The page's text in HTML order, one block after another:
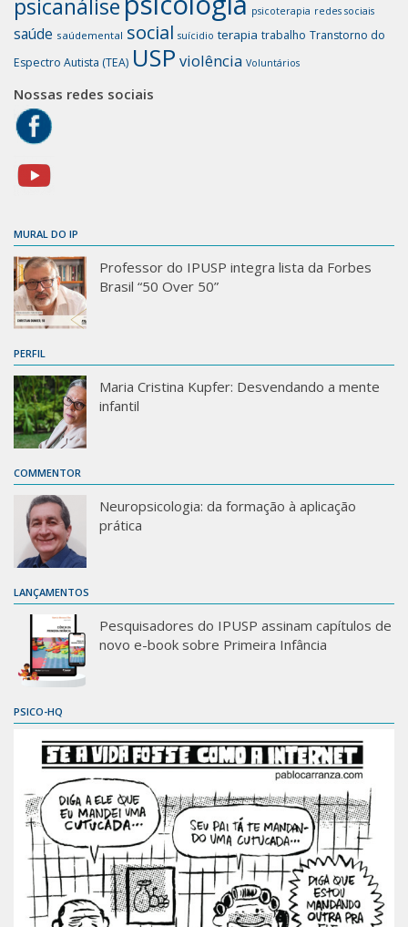
psicanálise psicoterapia redes sociais
saúde saúdemental social suícidio terapia trabalho Transtorno do
Espectro Autista (TEA) USP violência Voluntários
Nossas redes sociais
MURAL DO IP
Professor do IPUSP integra lista da Forbes
Brasil “50 Over 50”
PERFIL
Maria Cristina Kupfer: Desvendando a mente
infantil
COMMENTOR
Neuropsicologia: da formação à aplicação
prática
LANÇAMENTOS
Pesquisadores do IPUSP assinam capítulos de
novo e-book sobre Primeira Infância
PSICO-HQ